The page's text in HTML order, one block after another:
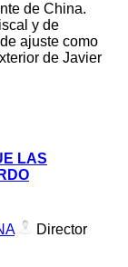
de China.
y de
ajuste como
de Javier
LAS
Director